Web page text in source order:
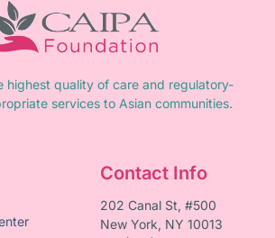
highest quality of care and regulatory-
services to Asian communities.
Contact Info
202 Canal St, #500
New York, NY 10013